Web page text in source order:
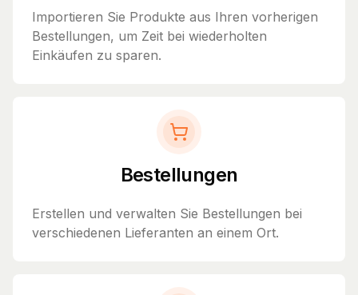
Importieren Sie Produkte aus Ihren vorherigen
Bestellungen, um Zeit bei wiederholten
Einkäufen zu sparen.
Bestellungen
Erstellen und verwalten Sie Bestellungen bei
verschiedenen Lieferanten an einem Ort.